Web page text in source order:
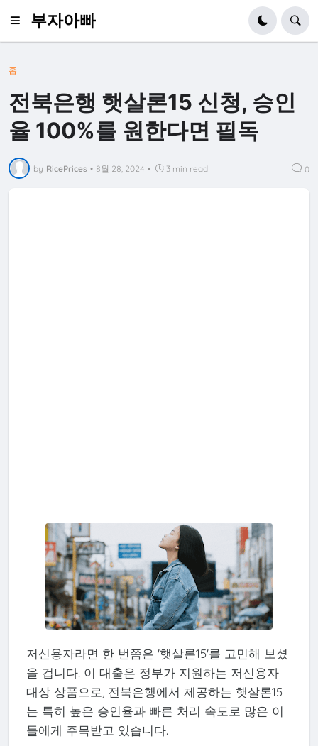
부자아빠
홈
전북은행 햇살론15 신청, 승인
율 100%를 원한다면 필독
by RicePrices • 8월 28, 2024 • 3 min read 0
저신용자라면 한 번쯤은 '햇살론15'를 고민해 보셨
을 겁니다. 이 대출은 정부가 지원하는 저신용자
대상 상품으로, 전북은행에서 제공하는 햇살론15
는 특히 높은 승인율과 빠른 처리 속도로 많은 이
들에게 주목받고 있습니다.